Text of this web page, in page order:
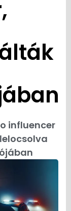
influencer